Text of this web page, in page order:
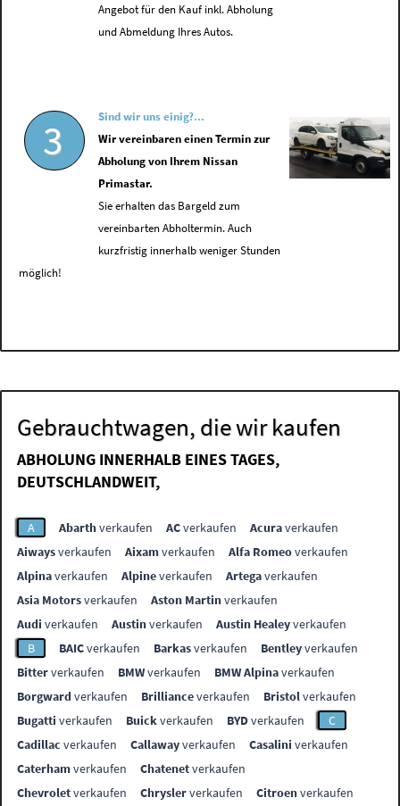
Angebot für den Kauf inkl. Abholung
und Abmeldung Ihres Autos.
3
Sind wir uns einig?...
Wir vereinbaren einen Termin zur
Abholung von Ihrem Nissan
Primastar.
Sie erhalten das Bargeld zum
vereinbarten Abholtermin. Auch
kurzfristig innerhalb weniger Stunden
möglich!
Gebrauchtwagen, die wir kaufen
ABHOLUNG INNERHALB EINES TAGES,
DEUTSCHLANDWEIT,
A Abarthverkaufen ACverkaufen Acuraverkaufen
Aiwaysverkaufen Aixamverkaufen Alfa Romeoverkaufen
Alpinaverkaufen Alpineverkaufen Artegaverkaufen
Asia Motorsverkaufen Aston Martinverkaufen
Audi verkaufen Austinverkaufen Austin Healeyverkaufen
B
BAICverkaufen Barkasverkaufen Bentleyverkaufen
Bitterverkaufen BMWverkaufen BMW Alpinaverkaufen
Borgwardverkaufen Brillianceverkaufen Bristolverkaufen
Bugatti verkaufen Buickverkaufen BYDverkaufen
C
Cadillac verkaufen Callawayverkaufen Casalini verkaufen
Caterhamverkaufen Chatenetverkaufen
Chevroletverkaufen Chryslerverkaufen Citroenverkaufen